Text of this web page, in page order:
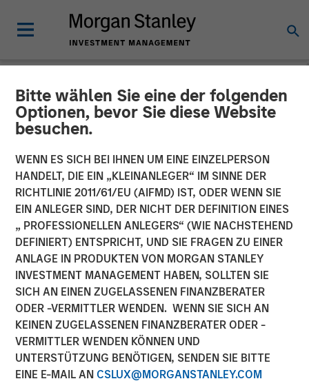
Bitte wählen Sie eine der folgenden
Optionen, bevor Sie diese Website
besuchen.
WENN ES SICH BEI IHNEN UM EINE EINZELPERSON
HANDELT, DIE EIN „KLEINANLEGER“ IM SINNE DER
RICHTLINIE 2011/61/EU (AIFMD) IST, ODER WENN SIE
EIN ANLEGER SIND, DER NICHT DER DEFINITION EINES
„ PROFESSIONELLEN ANLEGERS“ (WIE NACHSTEHEND
DEFINIERT) ENTSPRICHT, UND SIE FRAGEN ZU EINER
ANLAGE IN PRODUKTEN VON MORGAN STANLEY
INVESTMENT MANAGEMENT HABEN, SOLLTEN SIE
SICH AN EINEN ZUGELASSENEN FINANZBERATER
ODER -VERMITTLER WENDEN. WENN SIE SICH AN
KEINEN ZUGELASSENEN FINANZBERATER ODER -
VERMITTLER WENDEN KÖNNEN UND
UNTERSTÜTZUNG BENÖTIGEN, SENDEN SIE BITTE
EINE E-MAIL AN CSLUX@MORGANSTANLEY.COM
NEWSROOM
Morgan Stanley Capital
Partners Completes
Investment in Project
Management Academy
18 JUNI 2019
NEW YORK, NY — June 18, 2019 4:45 PM EDT
Investment funds managed by Morgan Stanley Capital